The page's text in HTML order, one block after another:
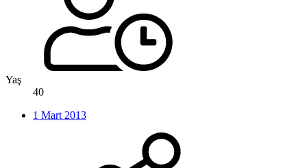
Yaş
40
1 Mart 2013